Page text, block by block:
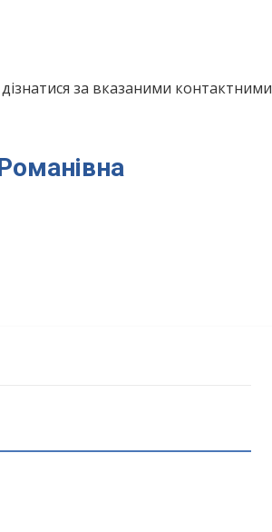
за вказаними контактними